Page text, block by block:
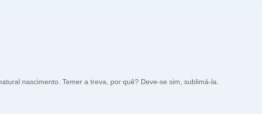
nascimento. Temer a treva, por quê? Deve-se sim, sublimá-la.